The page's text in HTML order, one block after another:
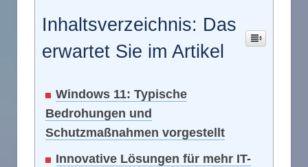
Inhaltsverzeichnis: Das
erwartet Sie im Artikel
Windows 11: Typische
Bedrohungen und
Schutzmaßnahmen vorgestellt
Innovative Lösungen für mehr IT-